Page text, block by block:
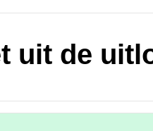
uit de